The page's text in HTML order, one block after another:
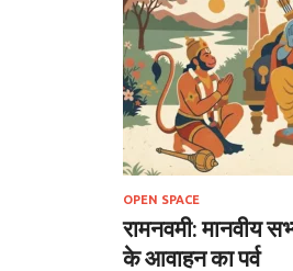
OPEN SPACE
रामनवमी: मानवीय
के आवाहन का पर्व